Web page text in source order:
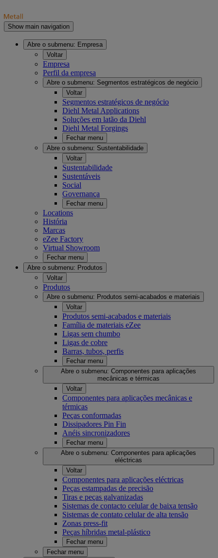
Show main navigation
Abre o submenu: Empresa
Voltar
Empresa
Perfil da empresa
Abre o submenu: Segmentos estratégicos de negócio
Voltar
Segmentos estratégicos de negócio
Diehl Metal Applications
Soluções em latão da Diehl
Diehl Metal Forgings
Fechar menu
Abre o submenu: Sustentabilidade
Voltar
Sustentabilidade
Sustentáveis
Social
Governança
Fechar menu
Locations
História
Marcas
eZee Factory
Virtual Showroom
Fechar menu
Abre o submenu: Produtos
Voltar
Produtos
Abre o submenu: Produtos semi-acabados e materiais
Voltar
Produtos semi-acabados e materiais
Família de materiais eZee
Ligas sem chumbo
Ligas de cobre
Barras, tubos, perfis
Fechar menu
Abre o submenu: Componentes para aplicações
mecânicas e térmicas
Voltar
Componentes para aplicações mecânicas e
térmicas
Peças conformadas
Dissipadores Pin Fin
Anéis sincronizadores
Fechar menu
Abre o submenu: Componentes para aplicações
eléctricas
Voltar
Componentes para aplicações eléctricas
Peças estampadas de precisão
Tiras e peças galvanizadas
Sistemas de contacto celular de baixa tensão
Sistemas de contato celular de alta tensão
Zonas press-fit
Peças híbridas metal-plástico
Fechar menu
Fechar menu